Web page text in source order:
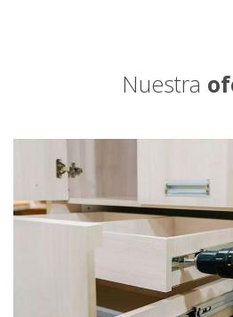
Nuestra